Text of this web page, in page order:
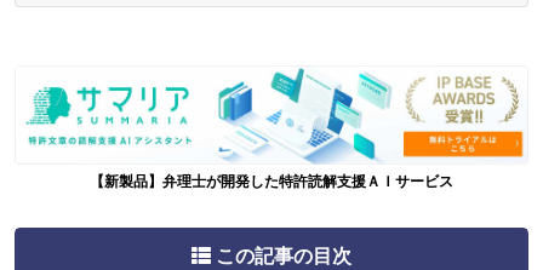
【新製品】弁理士が開発した特許読解支援ＡＩサービス
この記事の目次